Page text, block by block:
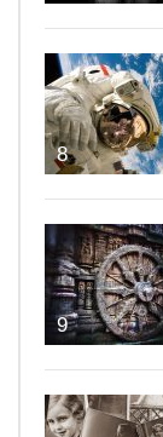
8
9